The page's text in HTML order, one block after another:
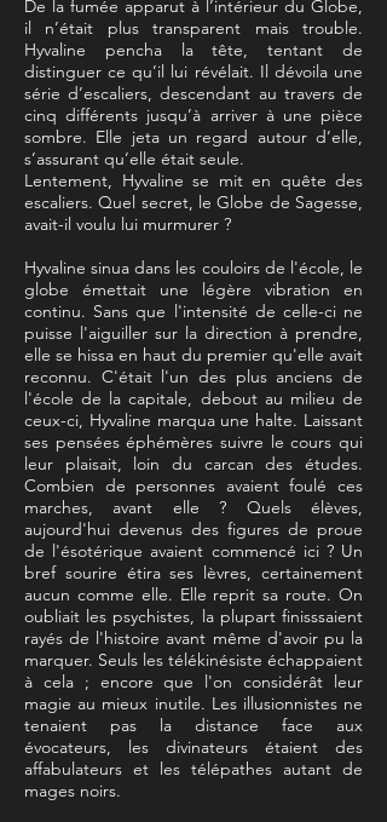
De la fumée apparut à l’intérieur du Globe,
il n’était plus transparent mais trouble.
Hyvaline pencha la tête, tentant de
distinguer ce qu’il lui révélait. Il dévoila une
série d’escaliers, descendant au travers de
cinq différents jusqu’à arriver à une pièce
sombre. Elle jeta un regard autour d’elle,
s’assurant qu’elle était seule.
Lentement, Hyvaline se mit en quête des
escaliers. Quel secret, le Globe de Sagesse,
avait-il voulu lui murmurer ?
Hyvaline sinua dans les couloirs de l'école, le
globe émettait une légère vibration en
continu. Sans que l'intensité de celle-ci ne
puisse l'aiguiller sur la direction à prendre,
elle se hissa en haut du premier qu'elle avait
reconnu. C'était l'un des plus anciens de
l'école de la capitale, debout au milieu de
ceux-ci, Hyvaline marqua une halte. Laissant
ses pensées éphémères suivre le cours qui
leur plaisait, loin du carcan des études.
Combien de personnes avaient foulé ces
marches, avant elle ? Quels élèves,
aujourd'hui devenus des figures de proue
de l'ésotérique avaient commencé ici ? Un
bref sourire étira ses lèvres, certainement
aucun comme elle. Elle reprit sa route. On
oubliait les psychistes, la plupart finisssaient
rayés de l'histoire avant même d'avoir pu la
marquer. Seuls les télékinésiste échappaient
à cela ; encore que l'on considérât leur
magie au mieux inutile. Les illusionnistes ne
tenaient pas la distance face aux
évocateurs, les divinateurs étaient des
affabulateurs et les télépathes autant de
mages noirs.